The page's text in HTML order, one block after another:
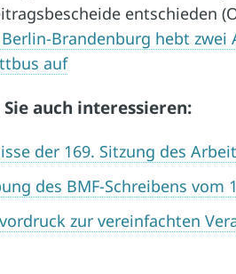
entschieden
Berlin-Brandenburg hebt
auf
auch interessieren:
der 169. Sitzung des
des BMF-Schreibens vom
zur vereinfachten